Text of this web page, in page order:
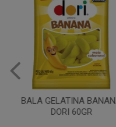
BALA GELATINA BANANA
DORI 60GR